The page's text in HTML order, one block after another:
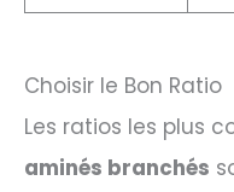
Choisir le Bon Ratio
Les ratios les plus
aminés branchés